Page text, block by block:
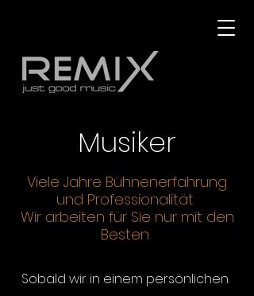
Musiker
Viele Jahre Bühnenerfahrung
und Professionalität
Wir arbeiten für Sie nur mit den
Besten
Sobald wir in einem persönlichen